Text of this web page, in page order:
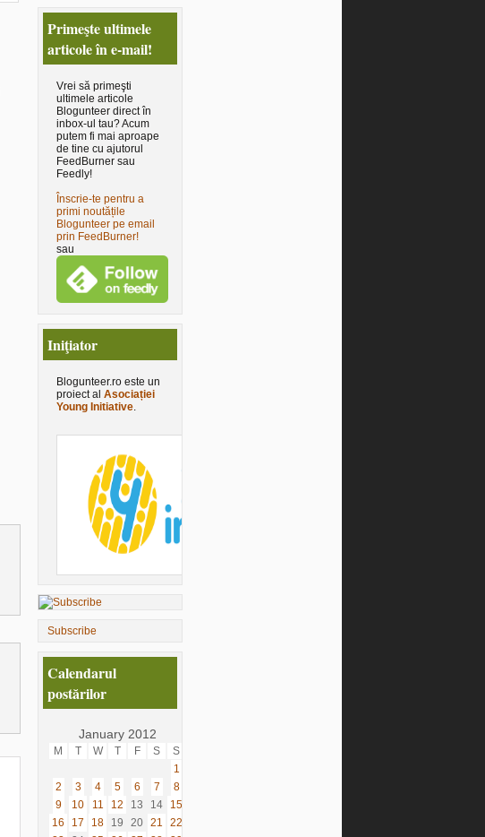
Primeşte ultimele
articole în e-mail!
Vrei să primeşti
ultimele articole
Blogunteer direct în
inbox-ul tau? Acum
putem fi mai aproape
de tine cu ajutorul
FeedBurner sau
Feedly!
Înscrie-te pentru a
primi noutățile
Blogunteer pe email
prin FeedBurner!
sau
Iniţiator
Blogunteer.ro este un
proiect al Asociației
Young Initiative.
Subscribe
Calendarul
postărilor
January 2012
M T W T F S
S
1
2
3 4 5 6 7
8
9
10 11 12 13 14
15
16
17 18 19 20 21
22